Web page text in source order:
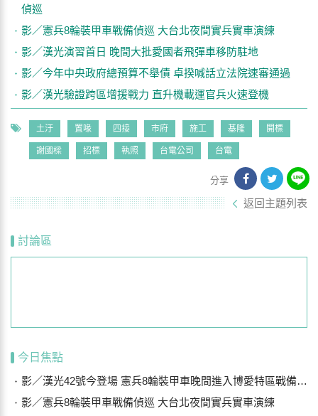
偵巡
影／憲兵8輪裝甲車戰備偵巡 大台北夜間實兵實車演練
影／漢光演習首日 晚間大批愛國者飛彈車移防駐地
影／今年中央政府總預算不舉債 卓揆喊話立法院速審通過
影／漢光驗證跨區增援戰力 直升機載運官兵火速登機
土汙 置喙 四接 市府 施工 基隆 開標
謝國樑 招標 執照 台電公司 台電
分享
返回主題列表
討論區
今日焦點
影／漢光42號今登場 憲兵8輪裝甲車晚間進入博愛特區戰備偵巡
影／憲兵8輪裝甲車戰備偵巡 大台北夜間實兵實車演練